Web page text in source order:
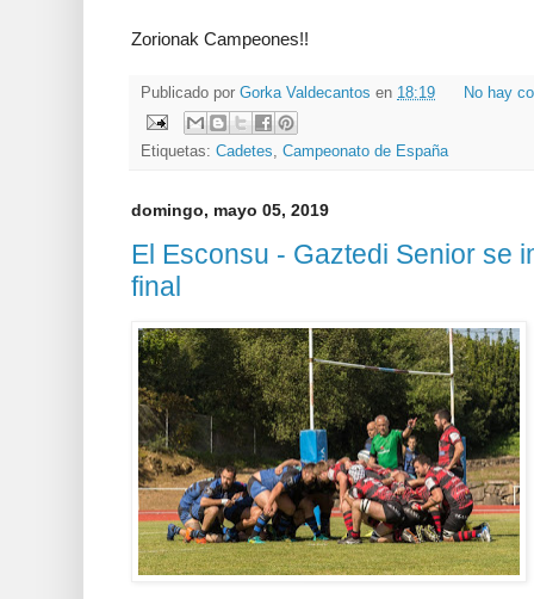
Zorionak Campeones!!
Publicado por Gorka Valdecantos en 18:19 No hay
Etiquetas: Cadetes Campeonato de España
domingo, mayo 05, 2019
El Esconsu - Gaztedi Senior se
final